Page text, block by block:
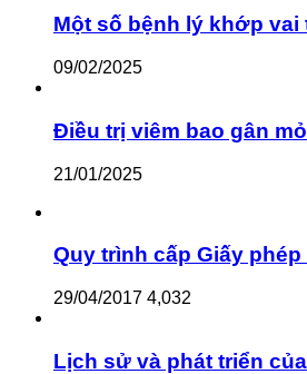
Một số bệnh lý khớp
09/02/2025
Điều trị viêm bao gân
21/01/2025
Quy trình cấp Giấy
29/04/2017 4,032
Lịch sử và phát triển